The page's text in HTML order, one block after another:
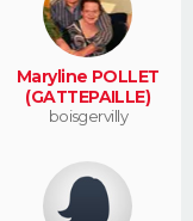
Maryline POLLET
(GATTEPAILLE)
boisgervilly